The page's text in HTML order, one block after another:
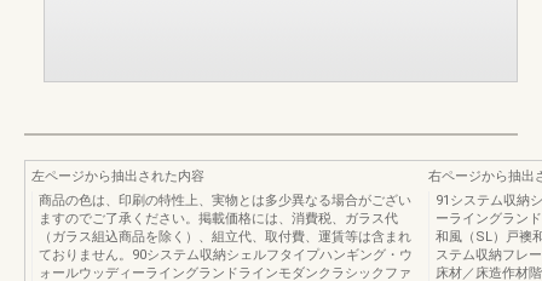
左ページから抽出された内容
商品の色は、印刷の特性上、実物とは多少異なる場合がござい
ますのでご了承ください。掲載価格には、消費税、ガラス代
（ガラス組込商品を除く）、組立代、取付費、運賃等は含まれ
ておりません。90システム収納シェルフタイプハンギング・ウ
ォールウッディーライングランドラインモダンクラシックファ
右ページから抽出
91システム収納
ーライングラン
和風（SL）戸襖
ステム収納フレ
床材／床造作材